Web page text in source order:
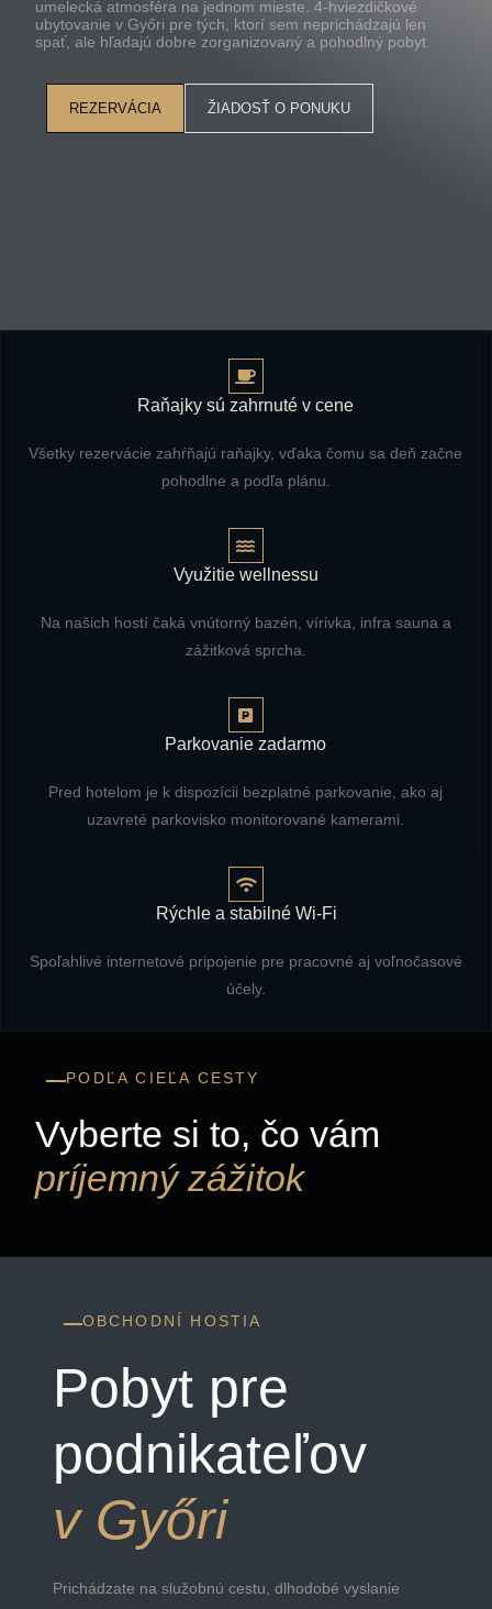
umelecká atmosféra na jednom mieste. 4-hviezdičkové
ubytovanie v Győri pre tých, ktorí sem neprichádzajú len
spať, ale hľadajú dobre zorganizovaný a pohodlný pobyt.
REZERVÁCIA ŽIADOSŤ O PONUKU
Raňajky sú zahrnuté v cene
Všetky rezervácie zahŕňajú raňajky, vďaka čomu sa deň začne
pohodlne a podľa plánu.
Využitie wellnessu
Na našich hostí čaká vnútorný bazén, vírivka, infra sauna a
zážitková sprcha.
Parkovanie zadarmo
Pred hotelom je k dispozícii bezplatné parkovanie, ako aj
uzavreté parkovisko monitorované kamerami.
Rýchle a stabilné Wi-Fi
Spoľahlivé internetové pripojenie pre pracovné aj voľnočasové
účely.
PODĽA CIEĽA CESTY
Vyberte si to, čo vám
príjemný zážitok
OBCHODNÍ HOSTIA
Pobyt pre
podnikateľov
v Győri
Prichádzate na služobnú cestu, dlhodobé vyslanie